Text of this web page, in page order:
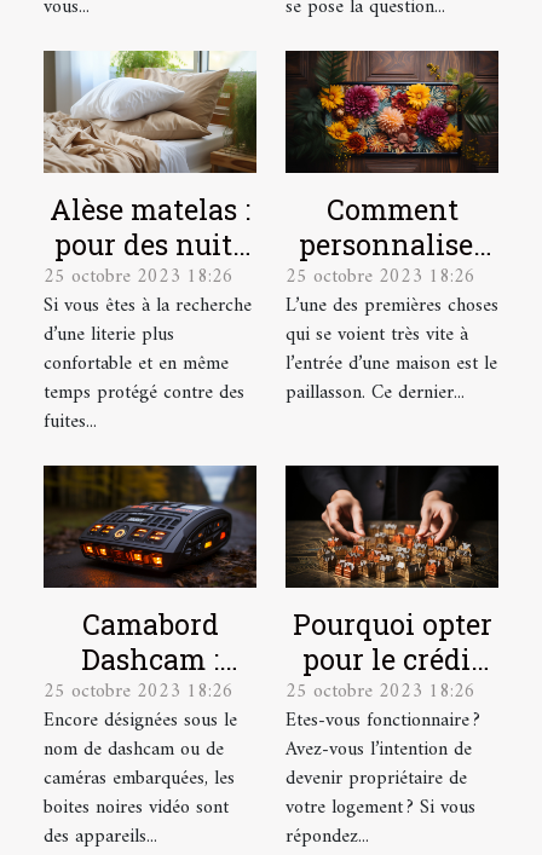
vous... se pose la question...
Alèse matelas :
pour des nuits
plus
confortables et
plus douces !
25 octobre 2023 18:26
Si vous êtes à la recherche
d’une literie plus
confortable et en même
temps protégé contre des
fuites...
Comment
personnaliser
votre
paillasson ?
25 octobre 2023 18:26
L’une des premières choses
qui se voient très vite à
l’entrée d’une maison est le
paillasson. Ce dernier...
Camabord
Dashcam :
Qu’est-ce
qu’une boite
noire vidéo ?
25 octobre 2023 18:26
Encore désignées sous le
nom de dashcam ou de
caméras embarquées, les
boites noires vidéo sont
des appareils...
Pourquoi opter
pour le crédit
immobilier en
tant que
fonctionnaire ?
25 octobre 2023 18:26
Etes-vous fonctionnaire ?
Avez-vous l’intention de
devenir propriétaire de
votre logement ? Si vous
répondez...